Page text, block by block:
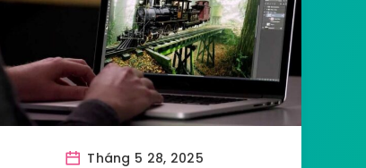
Tháng 5 28, 2025